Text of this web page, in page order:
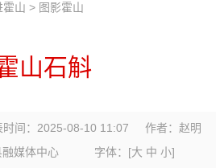
霍山 > 图影霍山
山石斛
时间：2025-08-10 11:07
作者：赵明
媒体中心
字体： [大 中 小]